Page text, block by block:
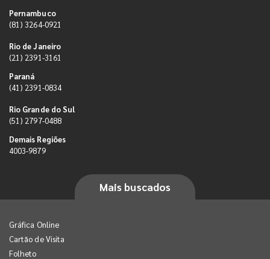
Pernambuco
(81) 3264-0921
Rio de Janeiro
(21) 2391-3161
Paraná
(41) 2391-0834
Rio Grande do Sul
(51) 2797-0488
Demais Regiões
4003-9879
Mais buscados
Gráfica Online
Cartão de Visita
Folheto